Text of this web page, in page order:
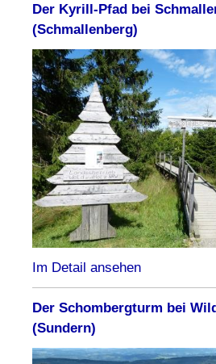
Der Kyrill-Pfad bei
(Schmallenberg)
Im Detail ansehen
Der Schombergturm bei
(Sundern)